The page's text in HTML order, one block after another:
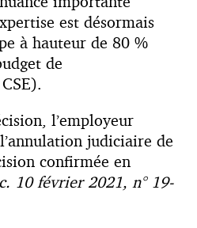
est désormais
à hauteur de 80 %
de
l’employeur
judiciaire de
confirmée en
10 février 2021, n° 19-